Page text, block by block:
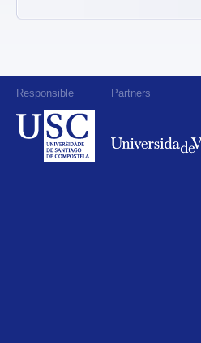
Responsible Partners